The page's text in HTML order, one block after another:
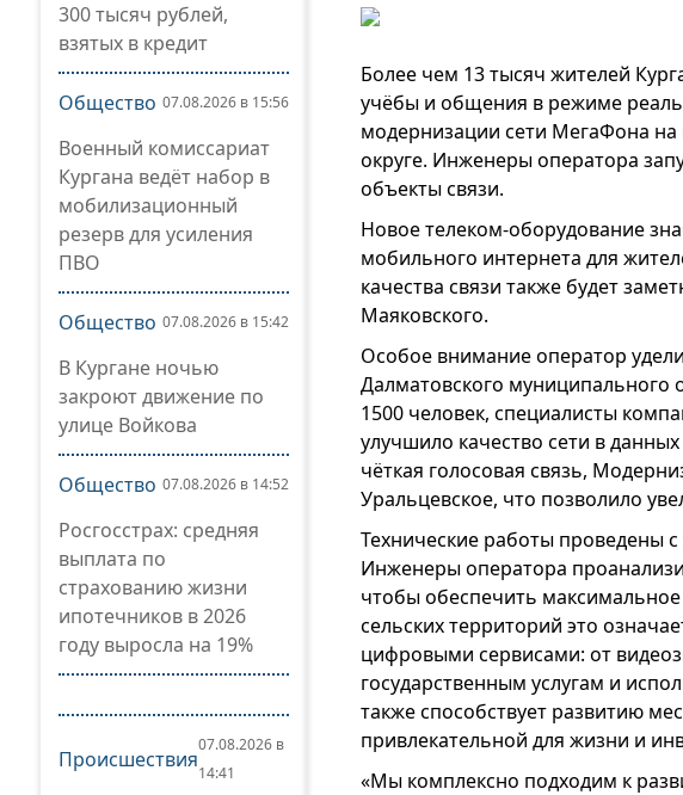
300 тысяч рублей,
взятых в кредит
Общество 07.08.2026 в 15:56
Военный комиссариат
Кургана ведёт набор в
мобилизационный
резерв для усиления
ПВО
Общество 07.08.2026 в 15:42
В Кургане ночью
закроют движение по
улице Войкова
Общество 07.08.2026 в 14:52
Росгосстрах: средняя
выплата по
страхованию жизни
ипотечников в 2026
году выросла на 19%
Происшествия
07.08.2026 в
14:41
Более чем 13 тысяч жителей
учёбы и общения в режиме
модернизации сети МегаФона
округе. Инженеры оператора
объекты связи.
Новое телеком-оборудование
мобильного интернета для
качества связи также будет
Маяковского.
Особое внимание оператор
Далматовского муниципального
1500 человек, специалисты
улучшило качество сети в
чёткая голосовая связь,
Уральцевское, что позволило
Технические работы проведены
Инженеры оператора
чтобы обеспечить
сельских территорий это
цифровыми сервисами: от
государственным услугам и
также способствует развитию
привлекательной для жизни и
«Мы комплексно подходим к